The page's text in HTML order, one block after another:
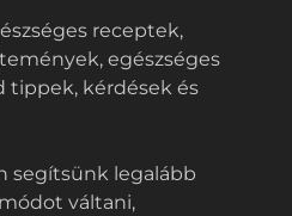
receptek,
egészséges
tippek, kérdések és
segítsünk legalább
váltani,